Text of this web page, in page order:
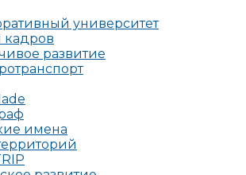
университет
кадров
развитие
имена